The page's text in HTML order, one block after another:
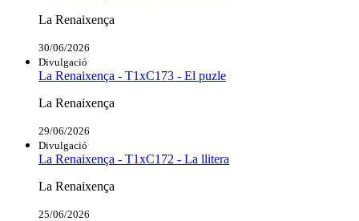
La Renaixença
30/06/2026
Divulgació
La Renaixença - T1xC173 - El puzle
La Renaixença
29/06/2026
Divulgació
La Renaixença - T1xC172 - La llitera
La Renaixença
25/06/2026